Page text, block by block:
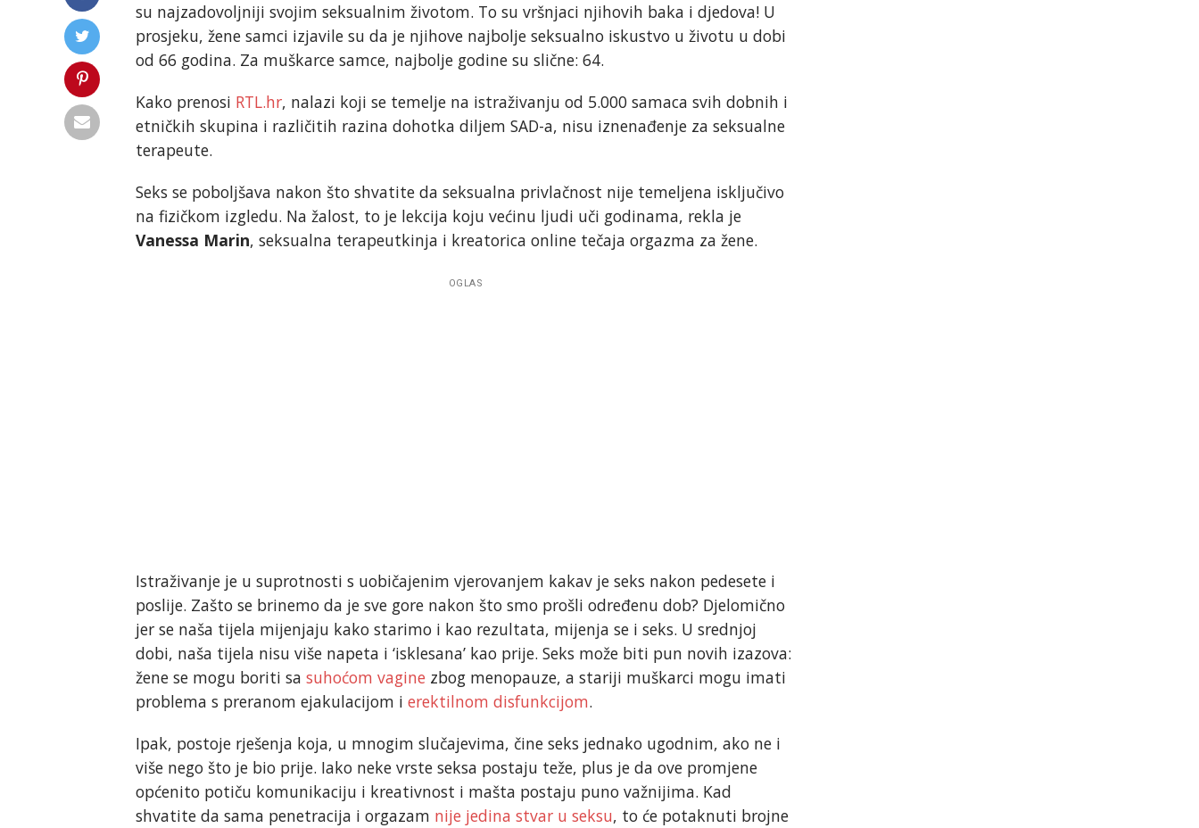
su najzadovoljniji svojim seksualnim životom. To su vršnjaci njihovih baka i djedova! U
prosjeku, žene samci izjavile su da je njihove najbolje seksualno iskustvo u životu u dobi
od 66 godina. Za muškarce samce, najbolje godine su slične: 64.
Kako prenosi RTL.hr, nalazi koji se temelje na istraživanju od 5.000 samaca svih dobnih i
etničkih skupina i različitih razina dohotka diljem SAD-a, nisu iznenađenje za seksualne
terapeute.
Seks se poboljšava nakon što shvatite da seksualna privlačnost nije temeljena isključivo
na fizičkom izgledu. Na žalost, to je lekcija koju većinu ljudi uči godinama, rekla je
Vanessa Marin, seksualna terapeutkinja i kreatorica online tečaja orgazma za žene.
OGLAS
Istraživanje je u suprotnosti s uobičajenim vjerovanjem kakav je seks nakon pedesete i
poslije. Zašto se brinemo da je sve gore nakon što smo prošli određenu dob? Djelomično
jer se naša tijela mijenjaju kako starimo i kao rezultata, mijenja se i seks. U srednjoj
dobi, naša tijela nisu više napeta i ‘isklesana’ kao prije. Seks može biti pun novih izazova:
žene se mogu boriti sa suhoćom vagine zbog menopauze, a stariji muškarci mogu imati
problema s preranom ejakulacijom i erektilnom disfunkcijom.
Ipak, postoje rješenja koja, u mnogim slučajevima, čine seks jednako ugodnim, ako ne i
više nego što je bio prije. Iako neke vrste seksa postaju teže, plus je da ove promjene
općenito potiču komunikaciju i kreativnost i mašta postaju puno važnijima. Kad
shvatite da sama penetracija i orgazam nije jedina stvar u seksu, to će potaknuti brojne